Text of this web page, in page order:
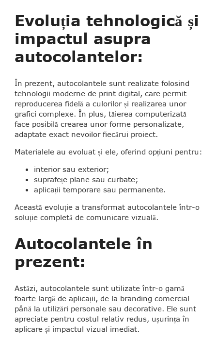
Evoluția tehnologică și
impactul asupra
autocolantelor:
În prezent, autocolantele sunt realizate folosind
tehnologii moderne de print digital, care permit
reproducerea fidelă a culorilor și realizarea unor
grafici complexe. În plus, tăierea computerizată
face posibilă crearea unor forme personalizate,
adaptate exact nevoilor fiecărui proiect.
Materialele au evoluat și ele, oferind opțiuni pentru:
interior sau exterior;
suprafețe plane sau curbate;
aplicații temporare sau permanente.
Această evoluție a transformat autocolantele într-o
soluție completă de comunicare vizuală.
Autocolantele în
prezent:
Astăzi, autocolantele sunt utilizate într-o gamă
foarte largă de aplicații, de la branding comercial
până la utilizări personale sau decorative. Ele sunt
apreciate pentru costul relativ redus, ușurința în
aplicare și impactul vizual imediat.